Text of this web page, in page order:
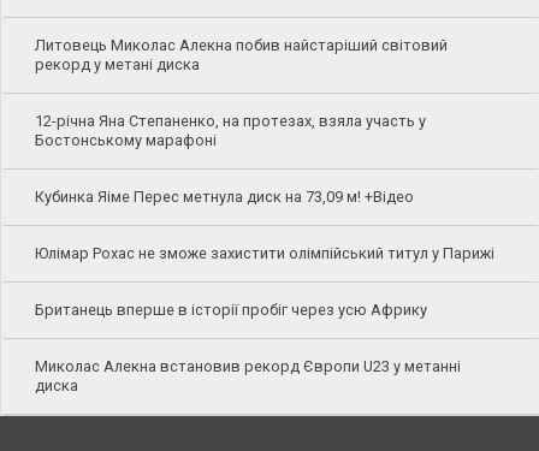
Литовець Миколас Алекна побив найстаріший світовий
рекорд у метані диска
12-річна Яна Степаненко, на протезах, взяла участь у
Бостонському марафоні
Кубинка Яіме Перес метнула диск на 73,09 м! +Відео
Юлімар Рохас не зможе захистити олімпійський титул у Парижі
Британець вперше в історії пробіг через усю Африку
Миколас Алекна встановив рекорд Європи U23 у метанні
диска